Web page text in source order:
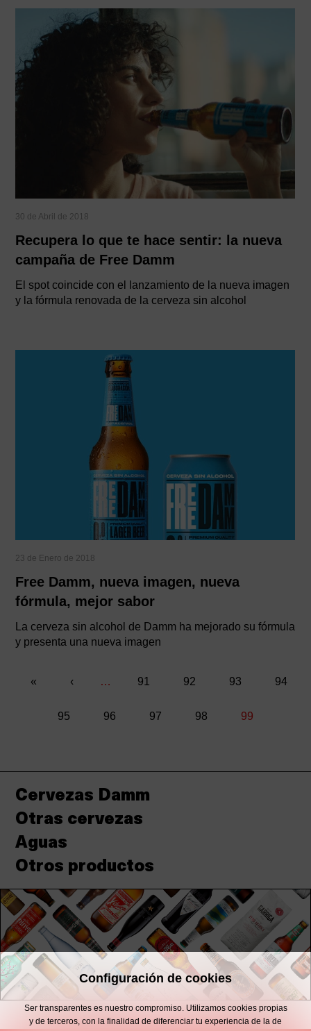
30 de Abril de 2018
Recupera lo que te hace sentir: la nueva
campaña de Free Damm
El spot coincide con el lanzamiento de la nueva imagen
y la fórmula renovada de la cerveza sin alcohol
23 de Enero de 2018
Free Damm, nueva imagen, nueva
fórmula, mejor sabor
La cerveza sin alcohol de Damm ha mejorado su fórmula
y presenta una nueva imagen
«
«
Página
‹ … Página
91 Página
92 Página
93 Página
94
Página
95 Página
96 Página
97 Página
98
Página
99
Cervezas Damm
Otras cervezas
Aguas
Otros productos
Configuración de cookies
Ser transparentes es nuestro compromiso. Utilizamos cookies propias
y de terceros, con la finalidad de diferenciar tu experiencia de la de